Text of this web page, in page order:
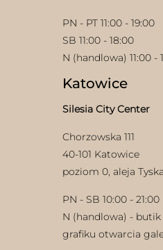
PN - PT 11:00 - 19:00
SB 11:00 - 18:00
N (handlowa) 11:00 -
Katowice
Silesia City Center
Chorzowska 111
40-101 Katowice
poziom 0, aleja Tyska
PN - SB 10:00 - 21:00
N (handlowa) - butik
grafiku otwarcia